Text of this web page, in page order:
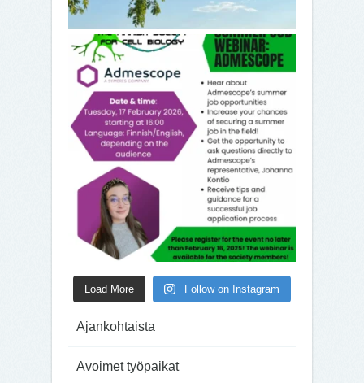
Load More Follow on Instagram
Ajankohtaista
Avoimet työpaikat